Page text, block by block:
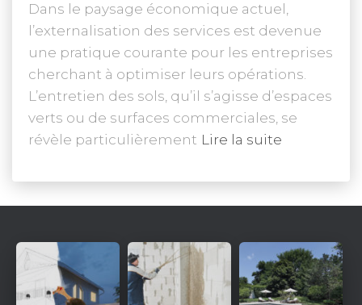
Dans le paysage économique actuel,
l’externalisation des services est devenue
une pratique courante pour les entreprises
cherchant à optimiser leurs opérations.
L’entretien des sols, qu’il s’agisse d’espaces
verts ou de surfaces commerciales, se
révèle particulièrement Lire la suite